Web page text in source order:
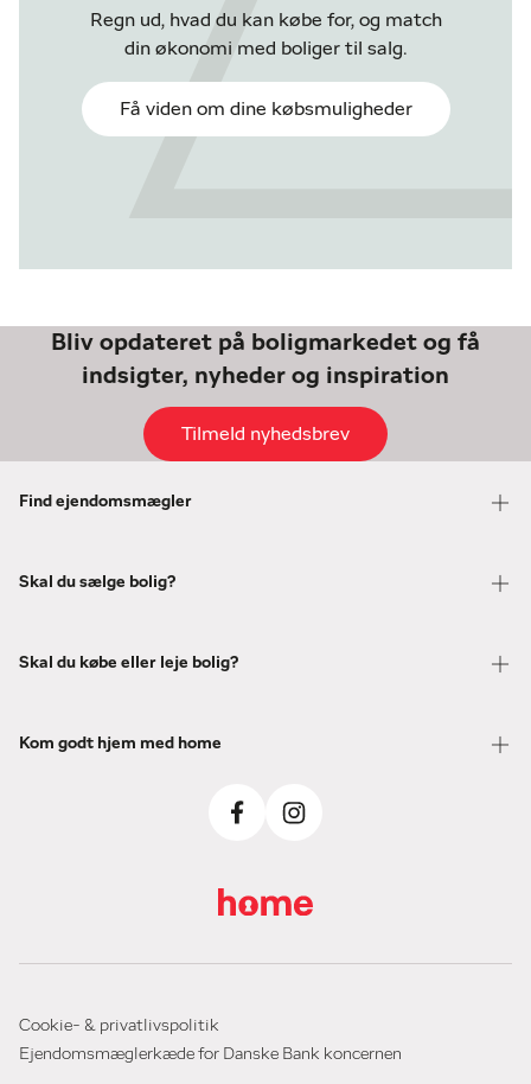
Regn ud, hvad du kan købe for, og match
din økonomi med boliger til salg.
Få viden om dine købsmuligheder
Bliv opdateret på boligmarkedet og få
indsigter, nyheder og inspiration
Tilmeld nyhedsbrev
Find ejendomsmægler
Skal du sælge bolig?
Skal du købe eller leje bolig?
Kom godt hjem med home
Cookie- & privatlivspolitik
Ejendomsmæglerkæde for Danske Bank koncernen